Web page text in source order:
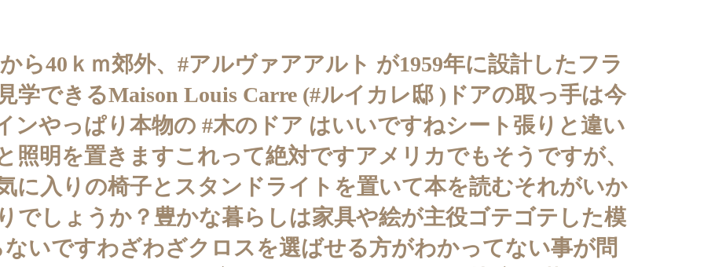
40ｋｍ郊外、#アルヴァアアルト が1959年に設計したフラ
学できるMaison Louis Carre (#ルイカレ邸 )ドアの取っ手は今
ンやっぱり本物の #木のドア はいいですねシート張りと違い
照明を置きますこれって絶対ですアメリカでもそうですが、
に入りの椅子とスタンドライトを置いて本を読むそれがいか
でしょうか？豊かな暮らしは家具や絵が主役ゴテゴテした模
いですわざわざクロスを選ばせる方がわかってない事が問